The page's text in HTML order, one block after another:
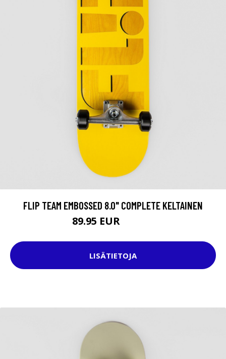
FLIP TEAM EMBOSSED 8.0" COMPLETE KELTAINEN
89.95 EUR
LISÄTIETOJA